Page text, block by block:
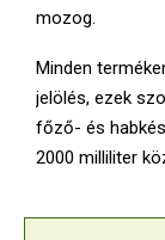
mozog.
Minden
jelölés, ezek
főző- és
2000 milliliter